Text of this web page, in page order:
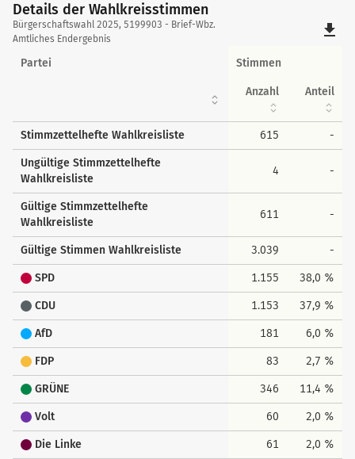
Details der Wahlkreisstimmen
Details
der
Wahlkreisstimmen
Bürgerschaftswahl 2025, 5199903 - Brief-Wbz.
Amtliches Endergebnis
file_download
Partei Stimmen
Anzahl Anteil
Stimmzettelhefte Wahlkreisliste 615 -
Ungültige Stimmzettelhefte
Wahlkreisliste
4 -
Gültige Stimmzettelhefte
Wahlkreisliste
611 -
Gültige Stimmen Wahlkreisliste 3.039 -
SPD 1.155 38,0 %
CDU 1.153 37,9 %
AfD 181 6,0 %
FDP 83 2,7 %
GRÜNE 346 11,4 %
Volt 60 2,0 %
Die Linke 61 2,0 %